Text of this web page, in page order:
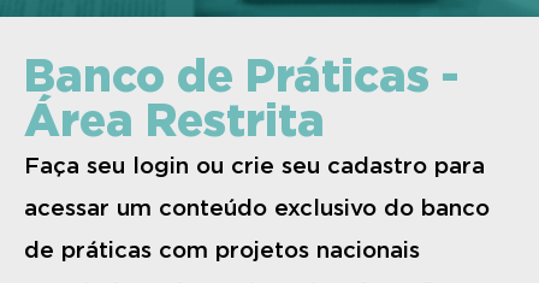
Banco de Práticas -
Área Restrita
Faça seu login ou crie seu cadastro para
acessar um conteúdo exclusivo do banco
de práticas com projetos nacionais